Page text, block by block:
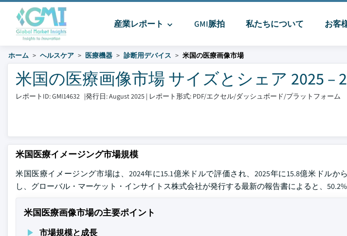
産業レポート GMI脈拍 私たちについて お客
ホーム ヘルスケア 医療機器 診断用デバイス 米国の医療画像市場
米国の医療画像市場 サイズとシェア 2025 –
レポートID: GMI14632 |発行日: August 2025 | レポート形式: PDF/エクセル/ダッシュボード/プラットフォーム
米国医療イメージング市場規模
米国医療イメージング市場は、2024年に15.1億米ドルで評価され、2025年に15.8億米ドルか
し、グローバル・マーケット・インサイトス株式会社が発行する最新の報告書によると、50.2%
米国医療画像市場の主要ポイント
市場規模と成長